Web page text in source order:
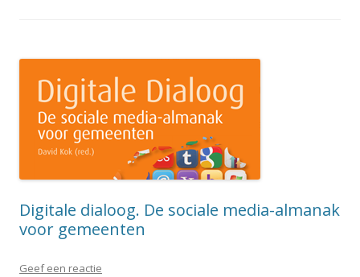
Digitale dialoog. De sociale media-almanak
voor gemeenten
Geef een reactie